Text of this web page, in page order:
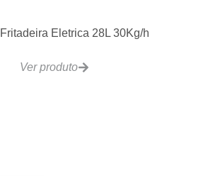
Eletrica 28L 30Kg/h
Ver produto